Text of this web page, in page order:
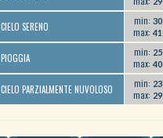
CIELO SERENO min:
max:
PIOGGIA min:
max:
CIELO PARZIALMENTE NUVOLOSO min:
max: